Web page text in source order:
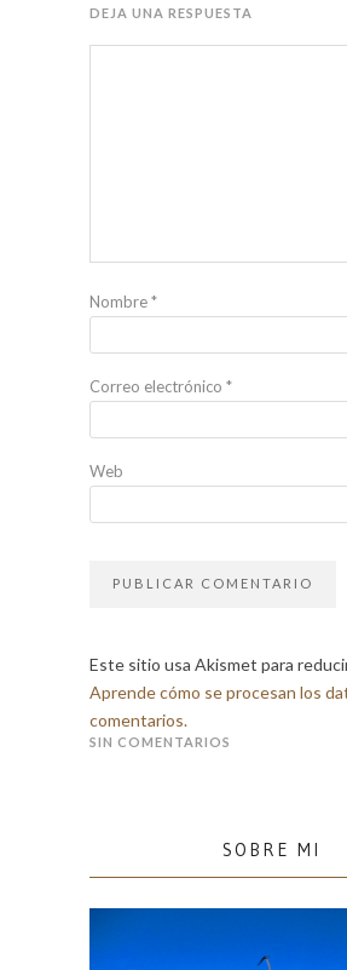
DEJA UNA RESPUESTA
Nombre*
Correo electrónico *
Web
Este sitio usa Akismet para
Aprende cómo se procesan los
comentarios.
SIN COMENTARIOS
SOBRE MI